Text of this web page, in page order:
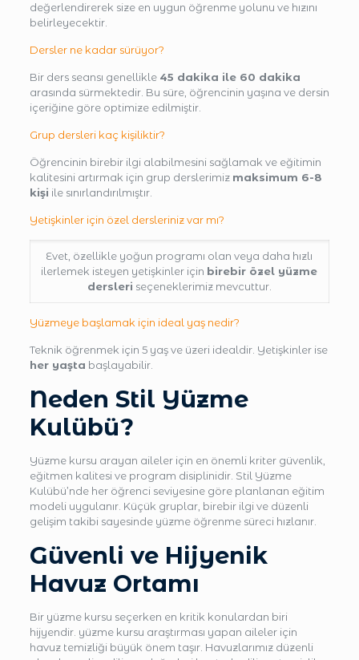
değerlendirerek size en uygun öğrenme yolunu ve hızını
belirleyecektir.
Dersler ne kadar sürüyor?
Bir ders seansı genellikle 45 dakika ile 60 dakika
arasında sürmektedir. Bu süre, öğrencinin yaşına ve dersin
içeriğine göre optimize edilmiştir.
Grup dersleri kaç kişiliktir?
Öğrencinin birebir ilgi alabilmesini sağlamak ve eğitimin
kalitesini artırmak için grup derslerimiz maksimum 6-8
kişi ile sınırlandırılmıştır.
Yetişkinler için özel dersleriniz var mı?
Evet, özellikle yoğun programı olan veya daha hızlı
ilerlemek isteyen yetişkinler için birebir özel yüzme
dersleri seçeneklerimiz mevcuttur.
Yüzmeye başlamak için ideal yaş nedir?
Teknik öğrenmek için 5 yaş ve üzeri idealdir. Yetişkinler ise
her yaşta başlayabilir.
Neden Stil Yüzme
Kulübü?
Yüzme kursu arayan aileler için en önemli kriter güvenlik,
eğitmen kalitesi ve program disiplinidir. Stil Yüzme
Kulübü’nde her öğrenci seviyesine göre planlanan eğitim
modeli uygulanır. Küçük gruplar, birebir ilgi ve düzenli
gelişim takibi sayesinde yüzme öğrenme süreci hızlanır.
Güvenli ve Hijyenik
Havuz Ortamı
Bir yüzme kursu seçerken en kritik konulardan biri
hijyendir. yüzme kursu araştırması yapan aileler için
havuz temizliği büyük önem taşır. Havuzlarımız düzenli